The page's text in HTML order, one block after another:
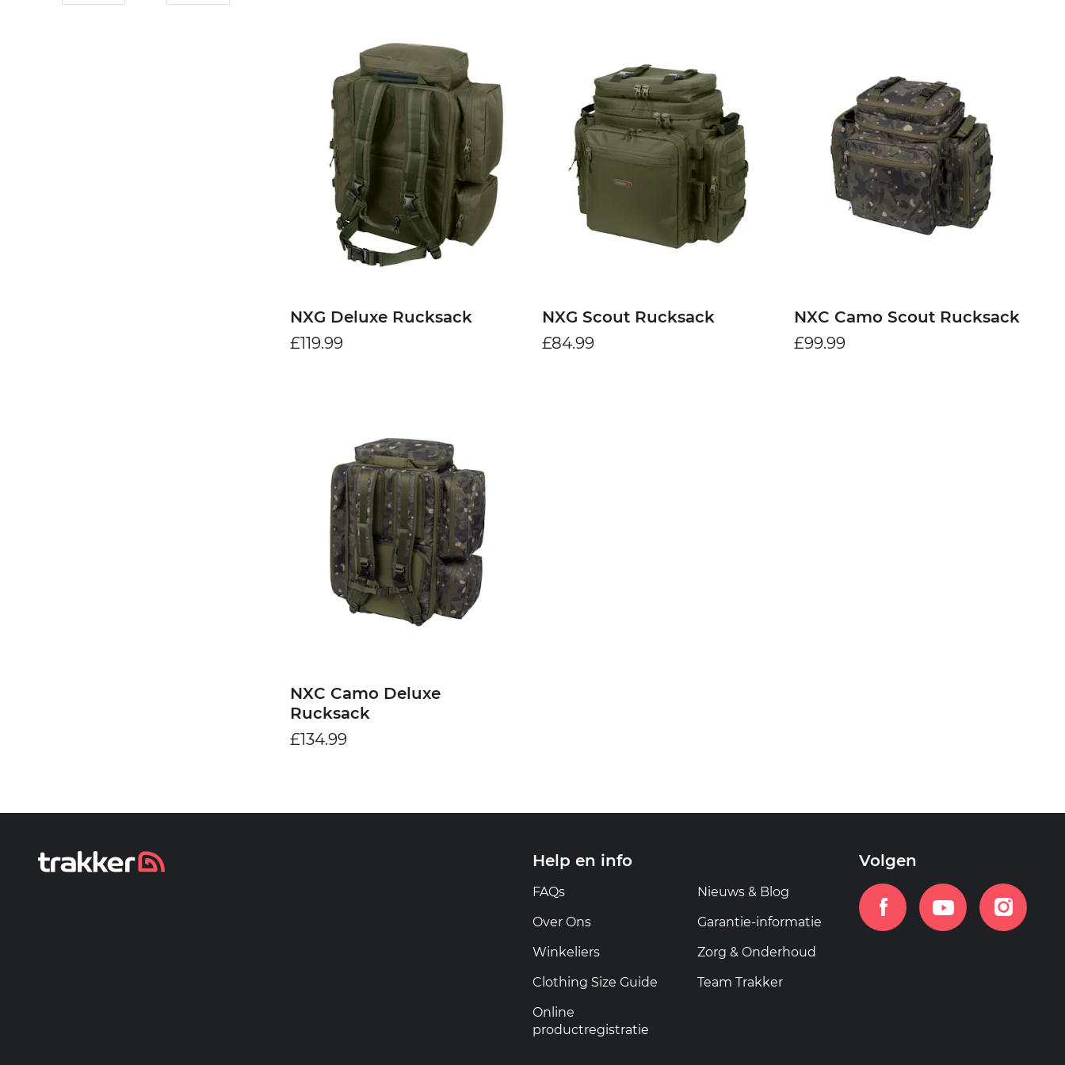
NXG Deluxe Rucksack
£119.99
NXG Scout Rucksack
£84.99
NXC Camo Scout Rucksack
£99.99
NXC Camo Deluxe
Rucksack
£134.99
Help en info
FAQs
Nieuws & Blog
Over Ons
Garantie-informatie
Winkeliers
Zorg & Onderhoud
Clothing Size Guide
Team Trakker
Online
productregistratie
Volgen